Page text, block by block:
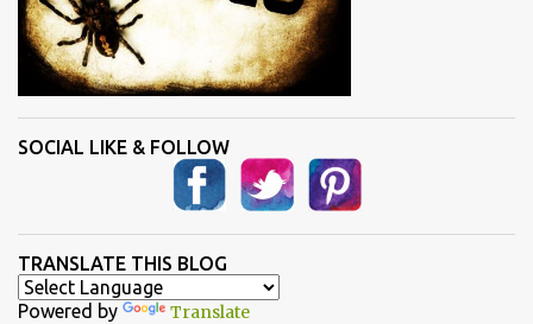
SOCIAL LIKE & FOLLOW
TRANSLATE THIS BLOG
Powered by Translate